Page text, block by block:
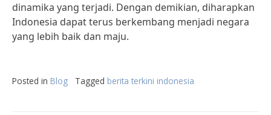
dinamika yang terjadi. Dengan demikian, diharapkan
Indonesia dapat terus berkembang menjadi negara
yang lebih baik dan maju.
Posted in Blog Tagged berita terkini indonesia